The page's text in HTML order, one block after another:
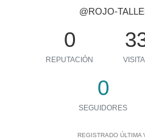
@ROJO-
0
REPUTACIÓN
0
SEGUIDORES
REGISTRADO ÚLTIMA